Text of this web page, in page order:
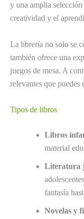
y una amplia selección
creatividad y el
La librería no solo se
también ofrece una
juegos de mesa. A
relevantes que puedes
Tipos de libros
Libros
material
Literatura
fantasía
Novelas y